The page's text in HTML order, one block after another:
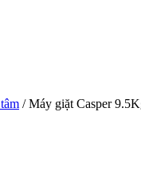
/ Máy giặt Casper